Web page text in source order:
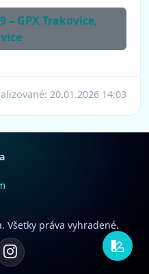
– GPX Trakovice,
20.01.2026 14:03
Všetky práva vyhradené.